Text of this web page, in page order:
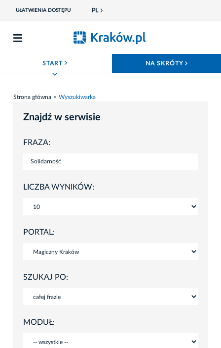
UŁATWIENIA DOSTĘPU PL
START ROZWIŃ MENU NA SKRÓTY
Strona główna Wyszukiwarka
Znajdź w serwisie
FRAZA:
LICZBA WYNIKÓW:
PORTAL:
SZUKAJ PO:
MODUŁ: